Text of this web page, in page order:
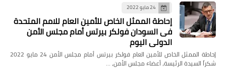
24 مايو 2022
إحاطة الممثل الخاص للأمين العام للامم المتحدة
فى السودان فولكر بيرتس أمام مجلس الأمن
الدولي اليوم
إحاطة الممثل الخاص للأمين العام فولكر بيرتس أمام مجلس الأمن 24 مايو 2022
شكراً السيدة الرئيسة، أعضاء مجلس الأمن، …